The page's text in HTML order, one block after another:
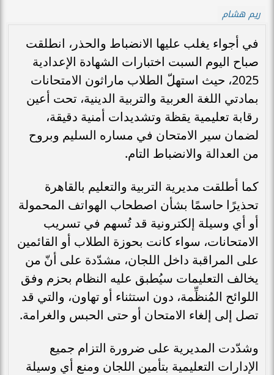
ريم هشام
في أجواء يغلب عليها الانضباط والحذر، انطلقت
صباح اليوم السبت اختبارات الشهادة الإعدادية
2025، حيث استهلّ الطلاب ماراثون الامتحانات
بمادتي اللغة العربية والتربية الدينية، تحت أعين
رقابة تعليمية يقظة وتشديدات أمنية دقيقة،
لضمان سير الامتحان في مساره السليم وبروح
من العدالة والانضباط التام.
كما أطلقت مديرية التربية والتعليم بالقاهرة
تحذيرًا حاسمًا بشأن اصطحاب الهواتف المحمولة
أو أي وسيلة إلكترونية قد تُسهم في تسريب
الامتحانات، سواء كانت بحوزة الطلاب أو القائمين
على المراقبة داخل اللجان، مشدّدة على أنّ من
يخالف التعليمات سيُطبق عليه النظام بحزم وفق
اللوائح المُنظِّمة، دون استثناء أو تهاون، والتي قد
تصل إلى إلغاء الامتحان أو حتى الحبس والغرامة.
وشدّدت المديرية على ضرورة التزام جميع
الإدارات التعليمية بتأمين اللجان ومنع أي وسيلة